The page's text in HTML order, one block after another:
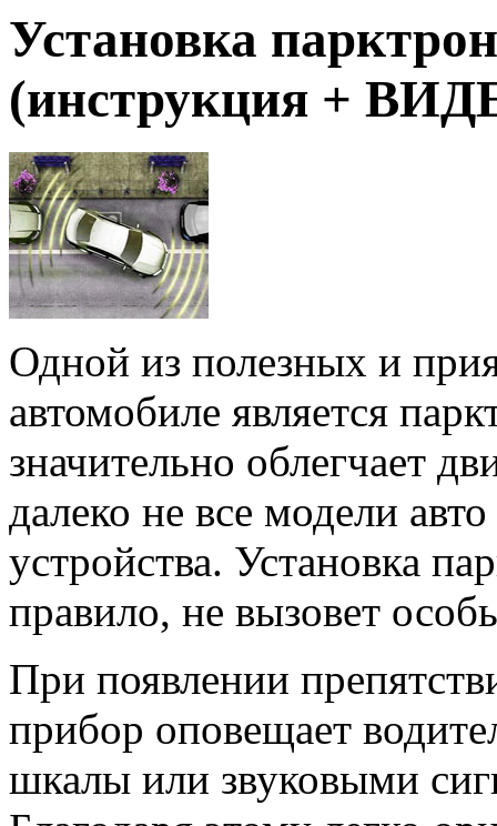
Установка
(инструкция +
Одной из полезных и
автомобиле является
значительно облегчает
далеко не все модели
устройства. Установка
правило, не вызовет
При появлении
прибор оповещает
шкалы или звуковыми